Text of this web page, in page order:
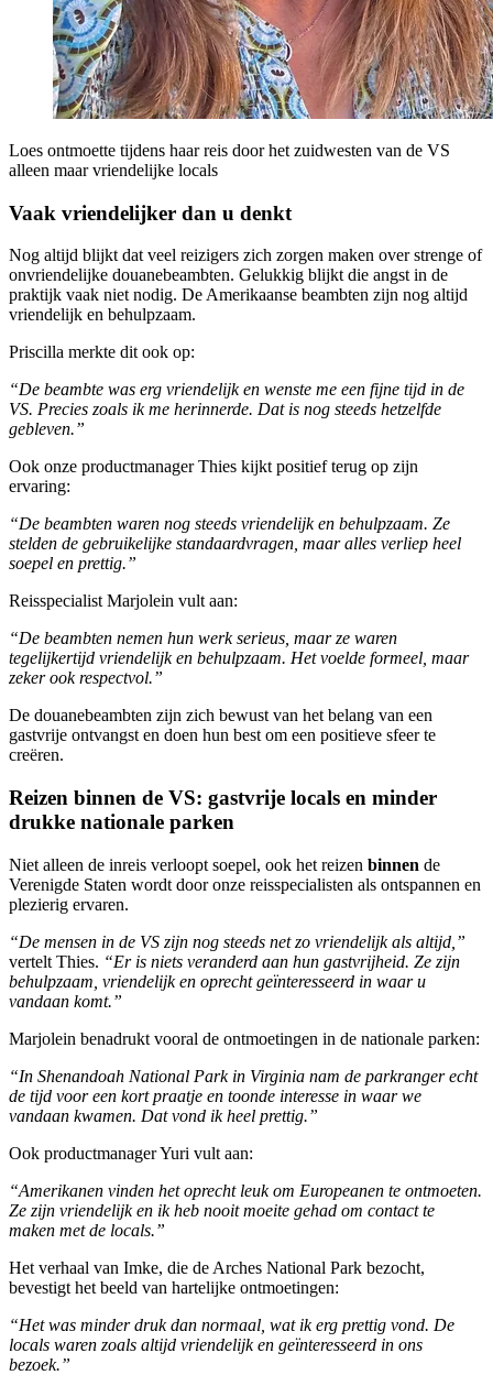
Loes ontmoette tijdens haar reis door het zuidwesten van de VS
alleen maar vriendelijke locals
Vaak vriendelijker dan u denkt
Nog altijd blijkt dat veel reizigers zich zorgen maken over strenge of
onvriendelijke douanebeambten. Gelukkig blijkt die angst in de
praktijk vaak niet nodig. De Amerikaanse beambten zijn nog altijd
vriendelijk en behulpzaam.
Priscilla merkte dit ook op:
“De beambte was erg vriendelijk en wenste me een fijne tijd in de
VS. Precies zoals ik me herinnerde. Dat is nog steeds hetzelfde
gebleven.”
Ook onze productmanager Thies kijkt positief terug op zijn
ervaring:
“De beambten waren nog steeds vriendelijk en behulpzaam. Ze
stelden de gebruikelijke standaardvragen, maar alles verliep heel
soepel en prettig.”
Reisspecialist Marjolein vult aan:
“De beambten nemen hun werk serieus, maar ze waren
tegelijkertijd vriendelijk en behulpzaam. Het voelde formeel, maar
zeker ook respectvol.”
De douanebeambten zijn zich bewust van het belang van een
gastvrije ontvangst en doen hun best om een positieve sfeer te
creëren.
Reizen binnen de VS: gastvrije locals en minder
drukke nationale parken
Niet alleen de inreis verloopt soepel, ook het reizen binnen de
Verenigde Staten wordt door onze reisspecialisten als ontspannen en
plezierig ervaren.
“De mensen in de VS zijn nog steeds net zo vriendelijk als altijd,”
vertelt Thies. “Er is niets veranderd aan hun gastvrijheid. Ze zijn
behulpzaam, vriendelijk en oprecht geïnteresseerd in waar u
vandaan komt.”
Marjolein benadrukt vooral de ontmoetingen in de nationale parken:
“In Shenandoah National Park in Virginia nam de parkranger echt
de tijd voor een kort praatje en toonde interesse in waar we
vandaan kwamen. Dat vond ik heel prettig.”
Ook productmanager Yuri vult aan:
“Amerikanen vinden het oprecht leuk om Europeanen te ontmoeten.
Ze zijn vriendelijk en ik heb nooit moeite gehad om contact te
maken met de locals.”
Het verhaal van Imke, die de Arches National Park bezocht,
bevestigt het beeld van hartelijke ontmoetingen:
“Het was minder druk dan normaal, wat ik erg prettig vond. De
locals waren zoals altijd vriendelijk en geïnteresseerd in ons
bezoek.”